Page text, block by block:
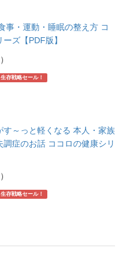
事・運動・睡眠の整え方 コ
ズ【PDF版】
生存戦略セール！
す～っと軽くなる 本人・家族
調症のお話 ココロの健康シリ
生存戦略セール！